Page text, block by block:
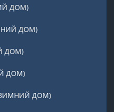
ДОМ)
ДОМ)
ДОМ)
ДОМ)
ДОМ)